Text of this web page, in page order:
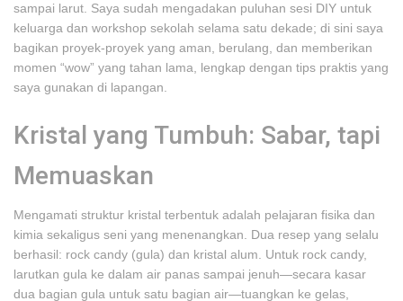
sampai larut. Saya sudah mengadakan puluhan sesi DIY untuk
keluarga dan workshop sekolah selama satu dekade; di sini saya
bagikan proyek-proyek yang aman, berulang, dan memberikan
momen “wow” yang tahan lama, lengkap dengan tips praktis yang
saya gunakan di lapangan.
Kristal yang Tumbuh: Sabar, tapi
Memuaskan
Mengamati struktur kristal terbentuk adalah pelajaran fisika dan
kimia sekaligus seni yang menenangkan. Dua resep yang selalu
berhasil: rock candy (gula) dan kristal alum. Untuk rock candy,
larutkan gula ke dalam air panas sampai jenuh—secara kasar
dua bagian gula untuk satu bagian air—tuangkan ke gelas,